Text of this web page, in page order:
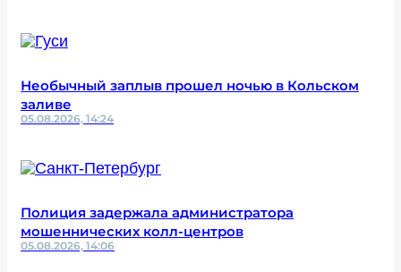
Необычный заплыв прошел ночью в Кольском
заливе
05.08.2026, 14:24
Полиция задержала администратора
мошеннических колл-центров
05.08.2026, 14:06